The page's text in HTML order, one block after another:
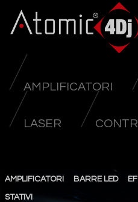
AMPLIFICATORI
LASER
AMPLIFICATORI BARRE LED
STATIVI